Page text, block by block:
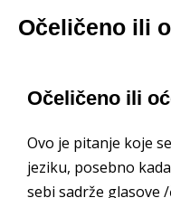
Očeličeno ili
Očeličeno ili
Ovo je pitanje koje
jeziku, posebno
sebi sadrže glasove